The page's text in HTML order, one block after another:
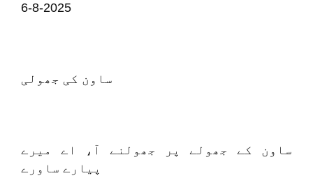
6-8-2025
ساون کی جھولی
ساون کے جھولے پر جھولنے آ، اے میرے
پیارے ساورے